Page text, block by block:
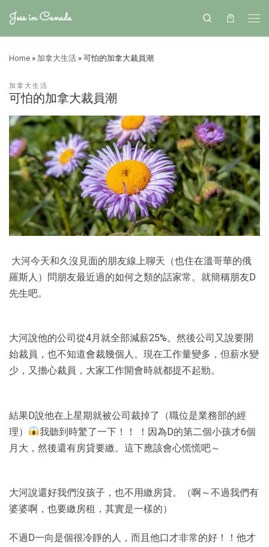
Jess in Canada Search
Home » 加拿大生活 » 可怕的加拿大裁員潮
加拿大生活
可怕的加拿大裁員潮
大河今天和久沒見面的朋友線上聊天（也住在溫哥華的俄
羅斯人）問朋友最近過的如何之類的話家常。就簡稱朋友D
先生吧。
大河說他的公司從4月就全部減薪25%。然後公司又說要開
始裁員，也不知道會裁幾個人。現在工作量變多，但薪水變
少，又擔心裁員，大家工作開會時就都提不起勁。
結果D說他在上星期就被公司裁掉了（職位是業務部的經
理）
我聽到時驚了一下！！ ！因為D的第二個小孩才6個
月大，然後還有房貸要繳。這下應該會心慌慌吧～
大河說還好我們沒孩子，也不用繳房貸。（啊～不過我們有
婆婆啊，也要繳房租，其實是一樣的）
不過D一向是個很冷靜的人，而且他口才非常的好！！他才